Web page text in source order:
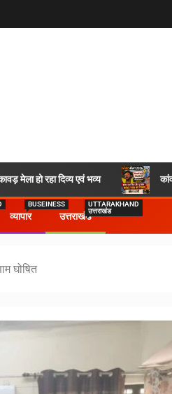
मेला हो रहा दिव्य एवं भव्य
व्यापार
BUSEINESS
उत्तराखंड
UTTARAKHAND
उत्तराखंड
घोषित